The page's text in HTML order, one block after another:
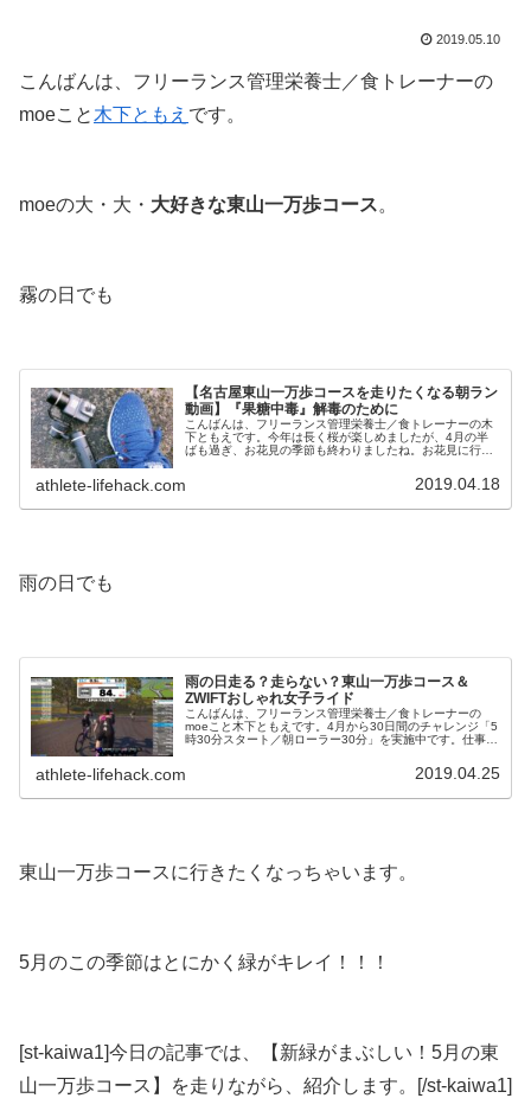
2019.05.10
こんばんは、フリーランス管理栄養士／食トレーナーの
moeこと 木下ともえ です。
moeの大・大・ 大好きな東山一万歩コース。
霧の日でも
【名古屋東山一万歩コースを走りたくなる朝ラン
動画】『果糖中毒』解毒のために
こんばんは、フリーランス管理栄養士／食トレーナーの木
下ともえです。今年は長く桜が楽しめましたが、4月の半
ばも過ぎ、お花見の季節も終わりましたね。お花見に行け
athlete-lifehack.com 2019.04.18
雨の日でも
雨の日走る？走らない？東山一万歩コース＆
ZWIFTおしゃれ女子ライド
こんばんは、フリーランス管理栄養士／食トレーナーの
moeこと木下ともえです。4月から30日間のチャレンジ「5
時30分スタート／朝ローラー30分」を実施中です。仕事の
athlete-lifehack.com 2019.04.25
東山一万歩コースに行きたくなっちゃいます。
5月のこの季節はとにかく緑がキレイ！！！
[st-kaiwa1]今日の記事では、【新緑がまぶしい！5月の東
山一万歩コース】を走りながら、紹介します。[/st-kaiwa1]